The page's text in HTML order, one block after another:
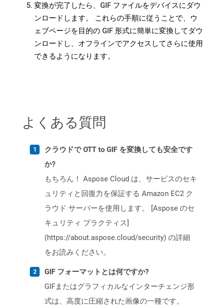
変換が完了したら、GIF ファイルをデバイスにダウ
ンロードします。 これらの手順に従うことで、ウ
ェブページを目的の GIF 形式に簡単に変換してダウ
ンロードし、オフラインでアクセスしてさらに使用
できるようになります。
よくある質問
クラウドで OTT to GIF を変換しても安全です
か?
もちろん！ Aspose Cloud は、サービスのセキ
ュリティと回復力を保証する Amazon EC2 ク
ラウド サーバーを使用します。 [Aspose のセ
キュリティ プラクティス]
(https://about.aspose.cloud/security) の詳細
をお読みください。
GIF フォーマットとは何ですか?
GIFまたはグラフィカルなインターチェンジ形
式は、高度に圧縮された画像の一種です。